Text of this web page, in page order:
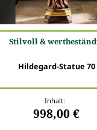
Stilvoll &
Hildegard-Statue 70
Inhalt:
998,00 €